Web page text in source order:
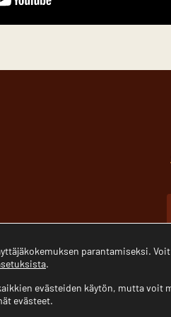
parantamiseksi.
.
evästeiden käytön, mutta voit
evästeet.